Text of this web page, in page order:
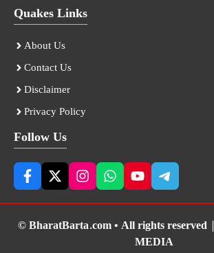
Quakes Links
About Us
Contact Us
Disclaimer
Privacy Policy
Follow Us
© BharatBarta.com • All rights reserved |
MEDIA